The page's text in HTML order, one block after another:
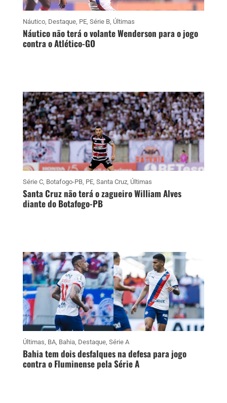
Náutico, Destaque, PE, Série B, Últimas
Náutico não terá o volante Wenderson para o jogo
contra o Atlético-GO
Série C, Botafogo-PB, PE, Santa Cruz, Últimas
Santa Cruz não terá o zagueiro William Alves
diante do Botafogo-PB
Últimas, BA, Bahia, Destaque, Série A
Bahia tem dois desfalques na defesa para jogo
contra o Fluminense pela Série A